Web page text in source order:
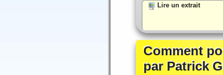
Lire un extrait
Comment
par Patrick